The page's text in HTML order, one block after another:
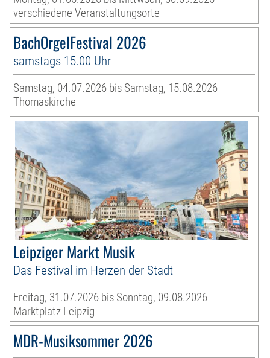
verschiedene Veranstaltungsorte
BachOrgelFestival 2026
samstags 15.00 Uhr
Samstag, 04.07.2026 bis Samstag, 15.08.2026
Thomaskirche
Leipziger Markt Musik
Das Festival im Herzen der Stadt
Freitag, 31.07.2026 bis Sonntag, 09.08.2026
Marktplatz Leipzig
MDR-Musiksommer 2026